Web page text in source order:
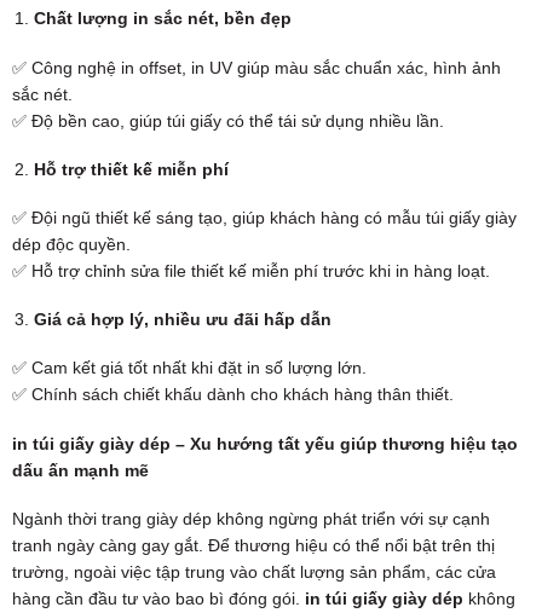
Chất lượng in sắc nét, bền đẹp
✅ Công nghệ in offset, in UV giúp màu sắc chuẩn xác, hình ảnh
sắc nét.
✅ Độ bền cao, giúp túi giấy có thể tái sử dụng nhiều lần.
Hỗ trợ thiết kế miễn phí
✅ Đội ngũ thiết kế sáng tạo, giúp khách hàng có mẫu túi giấy giày
dép độc quyền.
✅ Hỗ trợ chỉnh sửa file thiết kế miễn phí trước khi in hàng loạt.
Giá cả hợp lý, nhiều ưu đãi hấp dẫn
✅ Cam kết giá tốt nhất khi đặt in số lượng lớn.
✅ Chính sách chiết khấu dành cho khách hàng thân thiết.
in túi giấy giày dép – Xu hướng tất yếu giúp thương hiệu tạo
dấu ấn mạnh mẽ
Ngành thời trang giày dép không ngừng phát triển với sự cạnh
tranh ngày càng gay gắt. Để thương hiệu có thể nổi bật trên thị
trường, ngoài việc tập trung vào chất lượng sản phẩm, các cửa
hàng cần đầu tư vào bao bì đóng gói. in túi giấy giày dép không